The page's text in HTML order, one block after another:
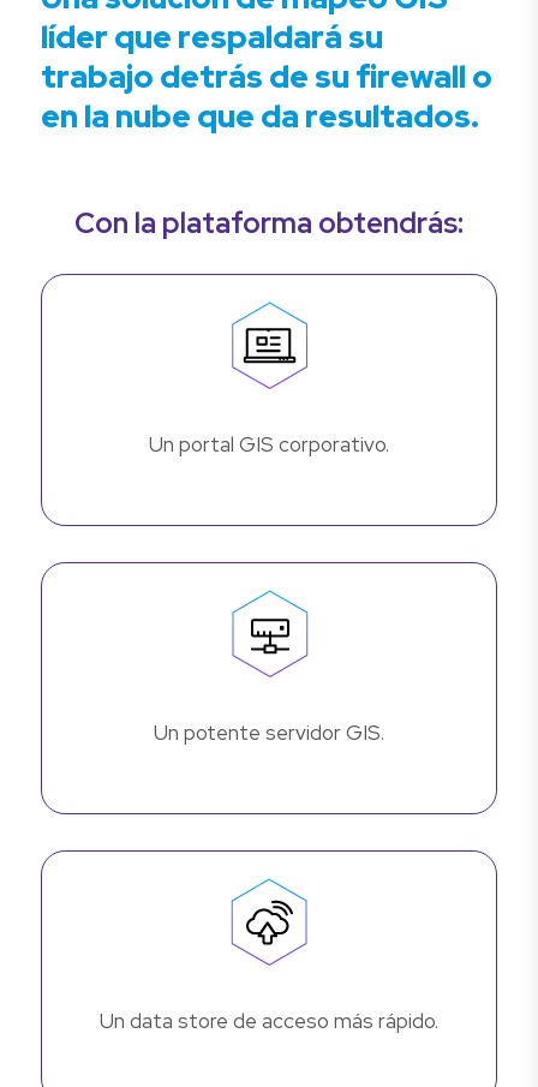
líder que respaldará su
trabajo detrás de su firewall o
en la nube que da resultados.
Con la plataforma obtendrás:
Un portal GIS corporativo.
Un potente servidor GIS.
Un data store de acceso más rápido.